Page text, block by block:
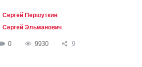
Сергей Першуткин
Сергей Эльманович
0 9930 9